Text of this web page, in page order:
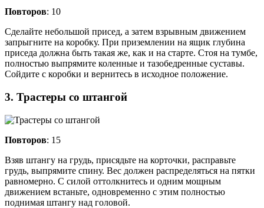
Повторов: 10
Сделайте небольшой присед, а затем взрывным движением
запрыгните на коробку. При приземлении на ящик глубина
приседа должна быть такая же, как и на старте. Стоя на тумбе,
полностью выпрямите коленные и тазобедренные суставы.
Сойдите с коробки и вернитесь в исходное положение.
3. Трастеры со штангой
Повторов: 15
Взяв штангу на грудь, присядьте на корточки, расправьте
грудь, выпрямите спину. Вес должен распределяться на пятки
равномерно. С силой оттолкнитесь и одним мощным
движением встаньте, одновременно с этим полностью
поднимая штангу над головой.